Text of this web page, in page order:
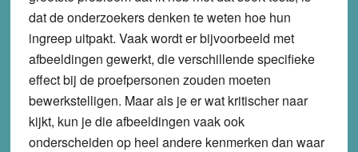
dat de onderzoekers denken te weten hoe hun
ingreep uitpakt. Vaak wordt er bijvoorbeeld met
afbeeldingen gewerkt, die verschillende specifieke
effect bij de proefpersonen zouden moeten
bewerkstelligen. Maar als je er wat kritischer naar
kijkt, kun je die afbeeldingen vaak ook
onderscheiden op heel andere kenmerken dan waar